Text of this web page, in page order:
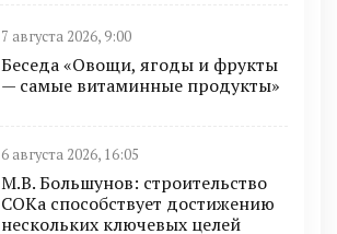
7 августа 2026, 9:00
Беседа «Овощи, ягоды и фрукты
— самые витаминные продукты»
6 августа 2026, 16:05
М.В. Большунов: строительство
СОКа способствует достижению
нескольких ключевых целей